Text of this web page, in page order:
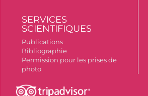
SERVICES
SCIENTIFIQUES
Publications
Bibliographie
Permission pour les prises de
photo